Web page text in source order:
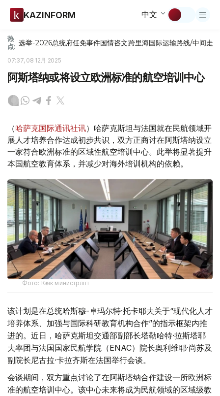
KAZINFORM 中文
热
点: 选举-2026总统府任免事件国情咨文跨里海国际运输路线/中间走廊
07:37, 08 12月 2025
阿斯塔纳或将设立欧洲标准的航空培训中心
（哈萨克国际通讯社讯）哈萨克斯坦与法国就在民航领域开
展人才培养合作达成初步共识，双方正商讨在阿斯塔纳设立
一家符合欧洲标准的区域性航空培训中心。此举将显著提升
本国航空教育体系，并减少对海外培训机构的依赖。
Фото: Көлік министрлігі
该计划是在总统哈斯穆-卓玛尔特·托卡耶夫关于“现代化人才
培养体系、加强与国际科研教育机构合作”的指示框架内推
进的。近日，哈萨克斯坦交通部副部长塔勒哈特·拉斯塔耶
夫率团与法国国家民航学院（ENAC）院长奥利维耶·尚苏及
副院长尼古拉·卡拉齐斯在法国举行会谈。
会谈期间，双方重点讨论了在阿斯塔纳合作建设一所欧洲标
准的航空培训中心。该中心未来将成为民航领域的区域级教